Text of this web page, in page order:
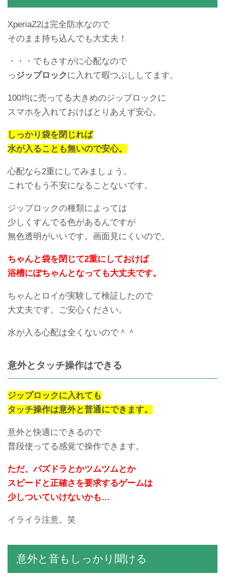
XperiaZ2は完全防水なので
そのまま持ち込んでも大丈夫！
・・・でもさすがに心配なので
っ ジップロックに入れて暇つぶししてます。
100均に売ってる大きめのジップロックに
スマホを入れておけばとりあえず安心。
しっかり袋を閉じれば
水が入ることも無いので安心。
心配なら2重にしてみましょう。
これでもう不安になることないです。
ジップロックの種類によっては
少しくすんでる色があるんですが
無色透明がいいです。画面見にくいので。
ちゃんと袋を閉じて2重にしておけば
浴槽にぽちゃんとなっても大丈夫です。
ちゃんとロイが実験して検証したので
大丈夫です。ご安心ください。
水が入る心配は全くないので＾＾
意外とタッチ操作はできる
ジップロックに入れても
タッチ操作は意外と普通にできます。
意外と快適にできるので
普段使ってる感覚で操作できます。
ただ、パズドラとかツムツムとか
スピードと正確さを要求するゲームは
少しついていけないかも…
イライラ注意。笑
意外と音もしっかり聞ける